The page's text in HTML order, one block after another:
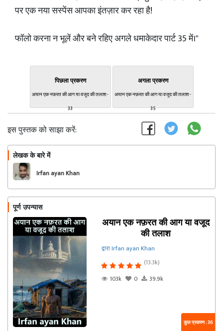
पर एक नया सस्पेंस आपका इंतज़ार कर रहा है!
फॉलो करना न भूलें और बने रहिए अगले धमाकेदार पार्ट 35 में।"
पिछला प्रकरण
अयान एक नफ़रत की आग या वजूद की तलाश -
33
अगला प्रकरण
अयान एक नफ़रत की आग या वजूद की तलाश -
35
इस पुस्तक को साझा करें:
लेखक के बारे में
Irfan ayan Khan
पूर्ण उपन्यास
अयान एक नफ़रत की आग या वजूद
की तलाश
द्वारा Irfan ayan Khan
(13.3k)
103k
0 39.9k
कुल प्रकरण : 36